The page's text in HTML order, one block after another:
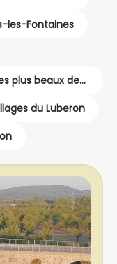
les-Fontaines
plus beaux de
du Luberon